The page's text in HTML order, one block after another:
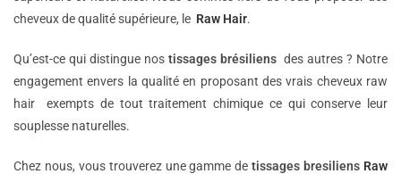
cheveux de qualité supérieure, le Raw Hair.
Qu’est-ce qui distingue nos tissages brésiliens des autres ? Notre
engagement envers la qualité en proposant des vrais cheveux raw
hair exempts de tout traitement chimique ce qui conserve leur
souplesse naturelles.
Chez nous, vous trouverez une gamme detissages bresiliens Raw